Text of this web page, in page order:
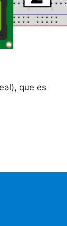
que es